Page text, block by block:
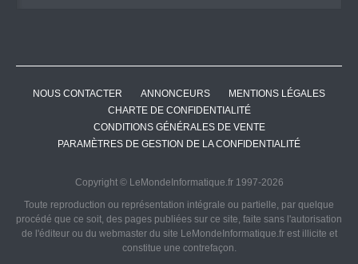
NOUS CONTACTER ANNONCEURS
MENTIONS LÉGALES
CHARTE DE CONFIDENTIALITÉ
CONDITIONS GÉNÉRALES DE VENTE
PARAMÈTRES DE GESTION DE LA CONFIDENTIALITÉ
Copyright © LeMondeInformatique.fr 1997-2026
Toute reproduction ou représentation intégrale ou partielle, par quelque
procédé que ce soit, des pages publiées sur ce site, faite sans l'autorisation
de l'éditeur ou du webmaster du site LeMondeInformatique.fr est illicite et
constitue une contrefaçon.